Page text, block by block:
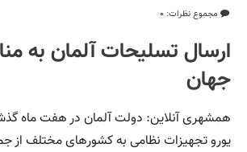
مجموع نظرات: ۰
ارسال تسلیحات آلمان به
جهان
یورو تجهیزات نظامی به کشورهای مختلف از